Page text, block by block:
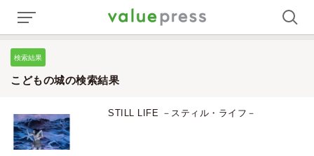
検索結果
こどもの城の検索結果
STILL LIFE －スティル・ライフ－